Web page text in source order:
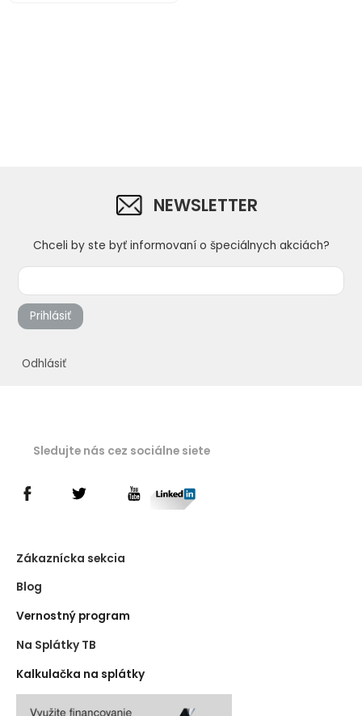
NEWSLETTER
Chceli by ste byť informovaní o špeciálnych akciách?
Prihlásiť
Odhlásiť
Sledujte nás cez sociálne siete
Zákaznícka sekcia
Blog
Vernostný program
Na Splátky TB
Kalkulačka na splátky